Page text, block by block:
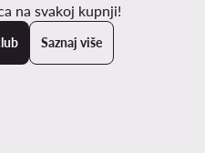
na svakoj kupnji!
Saznaj više